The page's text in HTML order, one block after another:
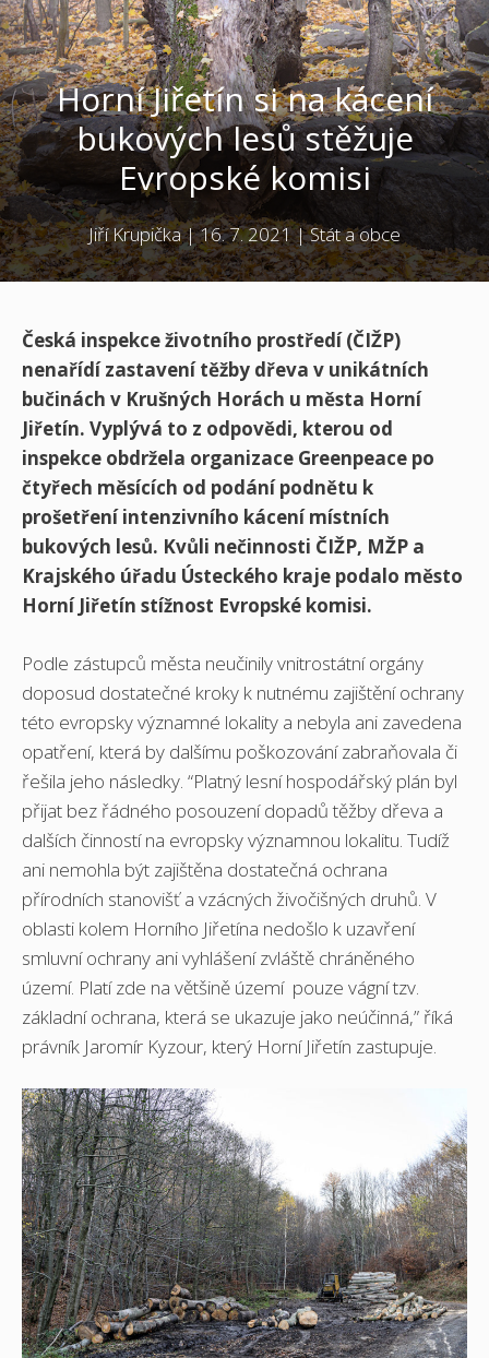
Horní Jiřetín si na kácení
bukových lesů stěžuje
Evropské komisi
Jiří Krupička|16. 7. 2021|Stát a obce
Česká inspekce životního prostředí (ČIŽP)
nenařídí zastavení těžby dřeva v unikátních
bučinách v Krušných Horách u města Horní
Jiřetín. Vyplývá to z odpovědi, kterou od
inspekce obdržela organizace Greenpeace po
čtyřech měsících od podání podnětu k
prošetření intenzivního kácení místních
bukových lesů. Kvůli nečinnosti ČIŽP, MŽP a
Krajského úřadu Ústeckého kraje podalo město
Horní Jiřetín stížnost Evropské komisi.
Podle zástupců města neučinily vnitrostátní orgány
doposud dostatečné kroky k nutnému zajištění ochrany
této evropsky významné lokality a nebyla ani zavedena
opatření, která by dalšímu poškozování zabraňovala či
řešila jeho následky. “Platný lesní hospodářský plán byl
přijat bez řádného posouzení dopadů těžby dřeva a
dalších činností na evropsky významnou lokalitu. Tudíž
ani nemohla být zajištěna dostatečná ochrana
přírodních stanovišť a vzácných živočišných druhů. V
oblasti kolem Horního Jiřetína nedošlo k uzavření
smluvní ochrany ani vyhlášení zvláště chráněného
území. Platí zde na většině území pouze vágní tzv.
základní ochrana, která se ukazuje jako neúčinná,” říká
právník Jaromír Kyzour, který Horní Jiřetín zastupuje.